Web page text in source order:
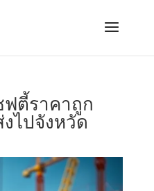
ฟตี้ราคาถูก
ไปจังหวัด